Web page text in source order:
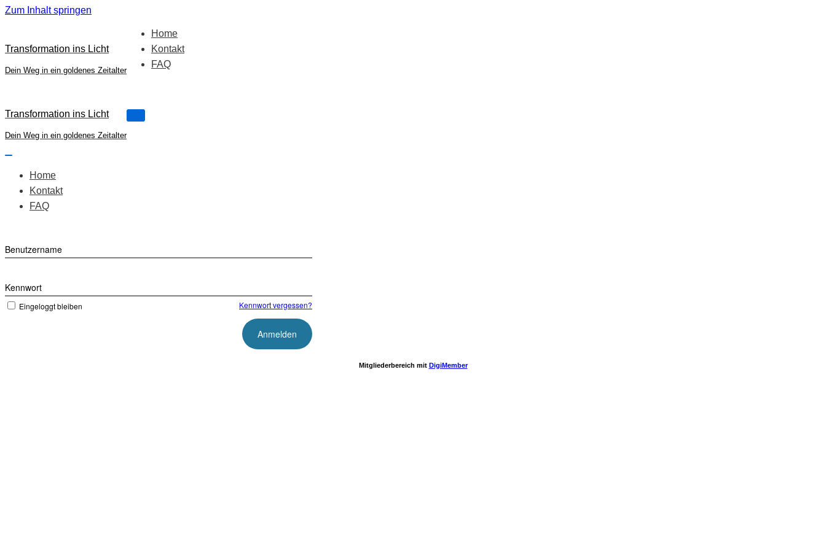
Zum Inhalt springen
Transformation ins Licht
Dein Weg in ein goldenes Zeitalter
Home
Kontakt
FAQ
Transformation ins Licht
Dein Weg in ein goldenes Zeitalter
Navigations-
Home
Kontakt
FAQ
Benutzername
Kennwort
Eingeloggt bleiben Kennwort vergessen?
Mitgliederbereich mit DigiMember